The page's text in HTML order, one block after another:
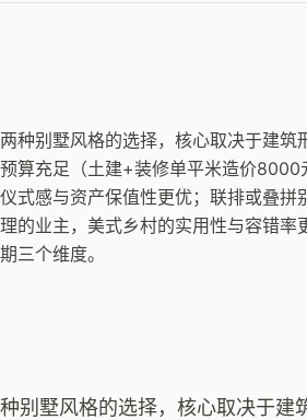
种别墅风格的选择，核心取决于建
算充足（土建+装修单平米造价
式感与资产保值性更优；联排或叠
的业主，美式乡村的实用性与容错
三个维度。
别墅风格的选择，核心取决于